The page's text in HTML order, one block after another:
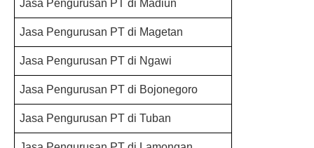
Jasa Pengurusan PT di Madiun
Jasa Pengurusan PT di Magetan
Jasa Pengurusan PT di Ngawi
Jasa Pengurusan PT di Bojonegoro
Jasa Pengurusan PT di Tuban